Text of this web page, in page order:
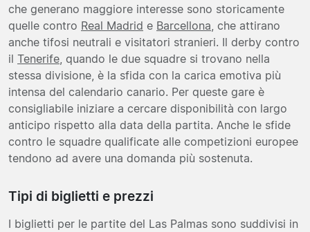
che generano maggiore interesse sono storicamente
quelle contro Real Madrid e Barcellona , che attirano
anche tifosi neutrali e visitatori stranieri. Il derby contro
il Tenerife , quando le due squadre si trovano nella
stessa divisione, è la sfida con la carica emotiva più
intensa del calendario canario. Per queste gare è
consigliabile iniziare a cercare disponibilità con largo
anticipo rispetto alla data della partita. Anche le sfide
contro le squadre qualificate alle competizioni europee
tendono ad avere una domanda più sostenuta.
Tipi di biglietti e prezzi
I biglietti per le partite del Las Palmas sono suddivisi in